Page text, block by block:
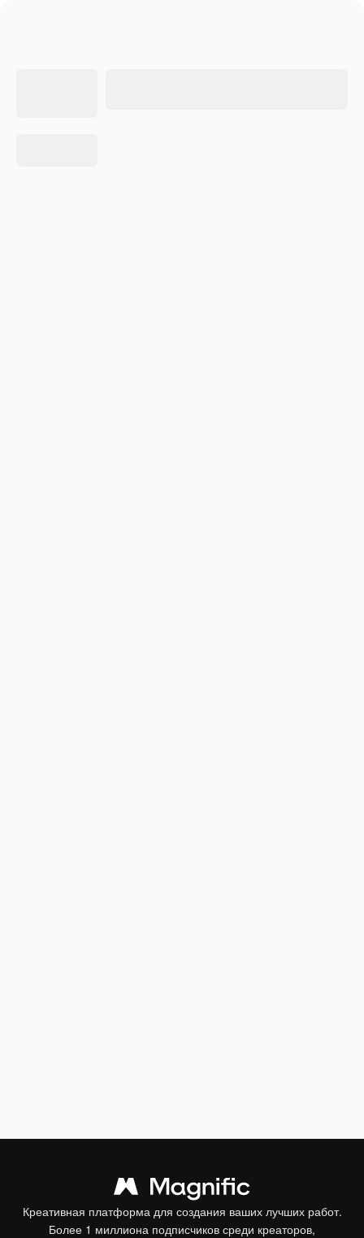
Креативная платформа для создания ваших лучших работ.
Более 1 миллиона подписчиков среди креаторов,